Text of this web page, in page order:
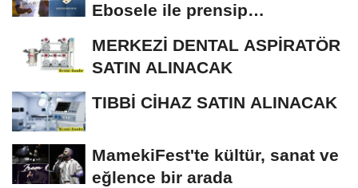
Ebosele ile prensip
anlaşmasına vardı
MERKEZİ DENTAL ASPİRATÖR
SATIN ALINACAK
TIBBİ CİHAZ SATIN ALINACAK
MamekiFest'te kültür, sanat ve
eğlence bir arada